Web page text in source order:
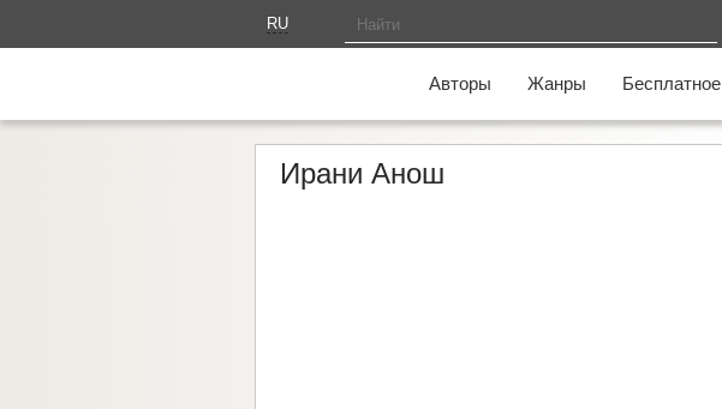
RU
Авторы Жанры Бесплатное
Ирани Анош